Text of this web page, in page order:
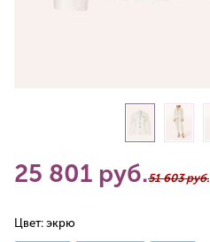
25 801 руб.51 603 руб.
Цвет: экрю